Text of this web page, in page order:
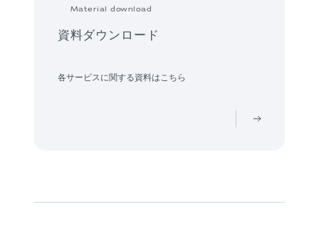
Material download
資料ダウンロード
各サービスに関する資料はこちら